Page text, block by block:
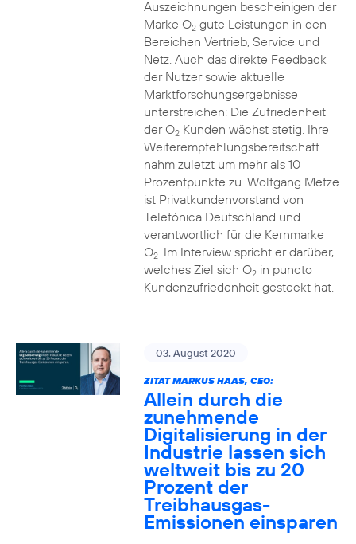
Auszeichnungen bescheinigen der
Marke O2gute Leistungen in den
Bereichen Vertrieb, Service und
Netz. Auch das direkte Feedback
der Nutzer sowie aktuelle
Marktforschungsergebnisse
unterstreichen: Die Zufriedenheit
der O2Kunden wächst stetig. Ihre
Weiterempfehlungsbereitschaft
nahm zuletzt um mehr als 10
Prozentpunkte zu. Wolfgang Metze
ist Privatkundenvorstand von
Telefónica Deutschland und
verantwortlich für die Kernmarke
O2. Im Interview spricht er darüber,
welches Ziel sich O2in puncto
Kundenzufriedenheit gesteckt hat.
03. August 2020
ZITAT MARKUS HAAS, CEO:
Allein durch die
zunehmende
Digitalisierung in der
Industrie lassen sich
weltweit bis zu 20
Prozent der
Treibhausgas-
Emissionen einsparen